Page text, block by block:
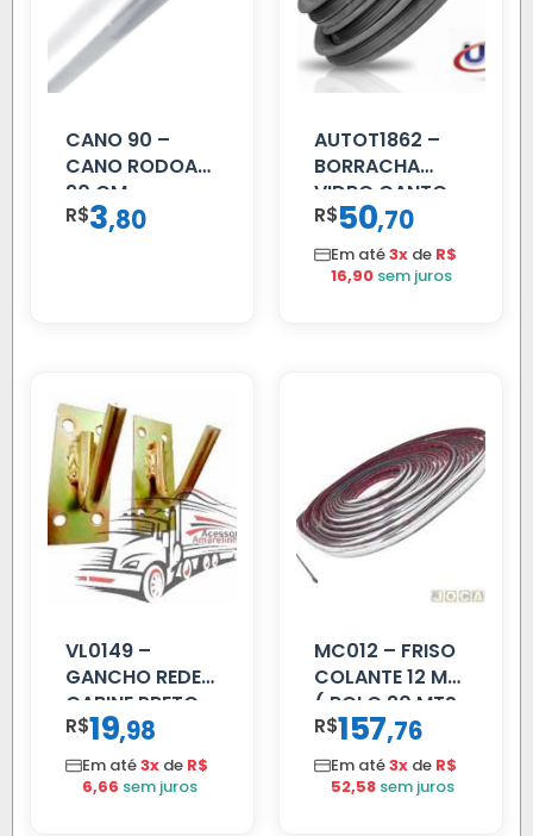
CANO 90 –
CANO RODOAR
90 CM
R$3,80
AUTOT1862 –
BORRACHA
VIDRO CANTO
VOLVO NL
80/88…
R$50,70
Em até3x de R$
16,90 sem juros
VL0149 –
GANCHO REDE
CABINE PRETO
R$19,98
Em até3x de R$
6,66 sem juros
MC012 – FRISO
COLANTE 12 MM
( ROLO 20 MTS
)
R$157,76
Em até3x de R$
52,58 sem juros